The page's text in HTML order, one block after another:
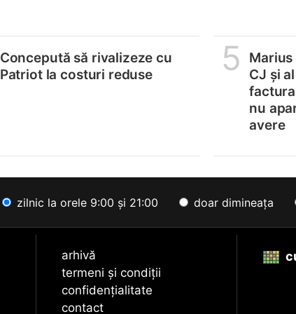
Concepută să rivalizeze cu
Patriot la costuri reduse
5
CJ și
nu
avere
zilnic la orele 9:00 și 21:00 doar dimineața
arhivă
termeni și condiții
confidențialitate
contact